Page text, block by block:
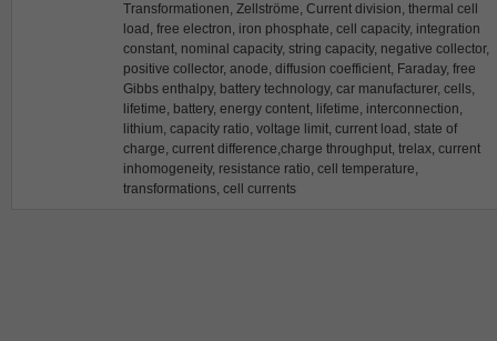
Transformationen, Zellströme, Current division, thermal cell
load, free electron, iron phosphate, cell capacity, integration
constant, nominal capacity, string capacity, negative collector,
positive collector, anode, diffusion coefficient, Faraday, free
Gibbs enthalpy, battery technology, car manufacturer, cells,
lifetime, battery, energy content, lifetime, interconnection,
lithium, capacity ratio, voltage limit, current load, state of
charge, current difference,charge throughput, trelax, current
inhomogeneity, resistance ratio, cell temperature,
transformations, cell currents